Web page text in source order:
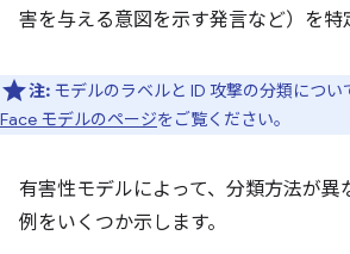
害を与える意図を示す発言など）を特
注: モデルのラベルと ID 攻撃の分類につい
Face モデルのページをご覧ください。
有害性モデルによって、分類方法が異
例をいくつか示します。